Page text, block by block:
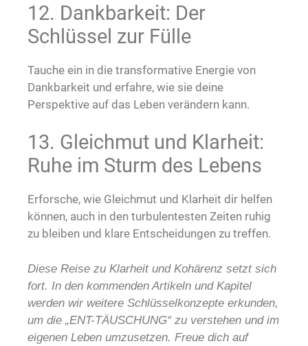
12. Dankbarkeit: Der
Schlüssel zur Fülle
Tauche ein in die transformative Energie von
Dankbarkeit und erfahre, wie sie deine
Perspektive auf das Leben verändern kann.
13. Gleichmut und Klarheit:
Ruhe im Sturm des Lebens
Erforsche, wie Gleichmut und Klarheit dir helfen
können, auch in den turbulentesten Zeiten ruhig
zu bleiben und klare Entscheidungen zu treffen.
Diese Reise zu Klarheit und Kohärenz setzt sich
fort. In den kommenden Artikeln und Kapitel
werden wir weitere Schlüsselkonzepte erkunden,
um die „ENT-TÄUSCHUNG“ zu verstehen und im
eigenen Leben umzusetzen. Freue dich auf